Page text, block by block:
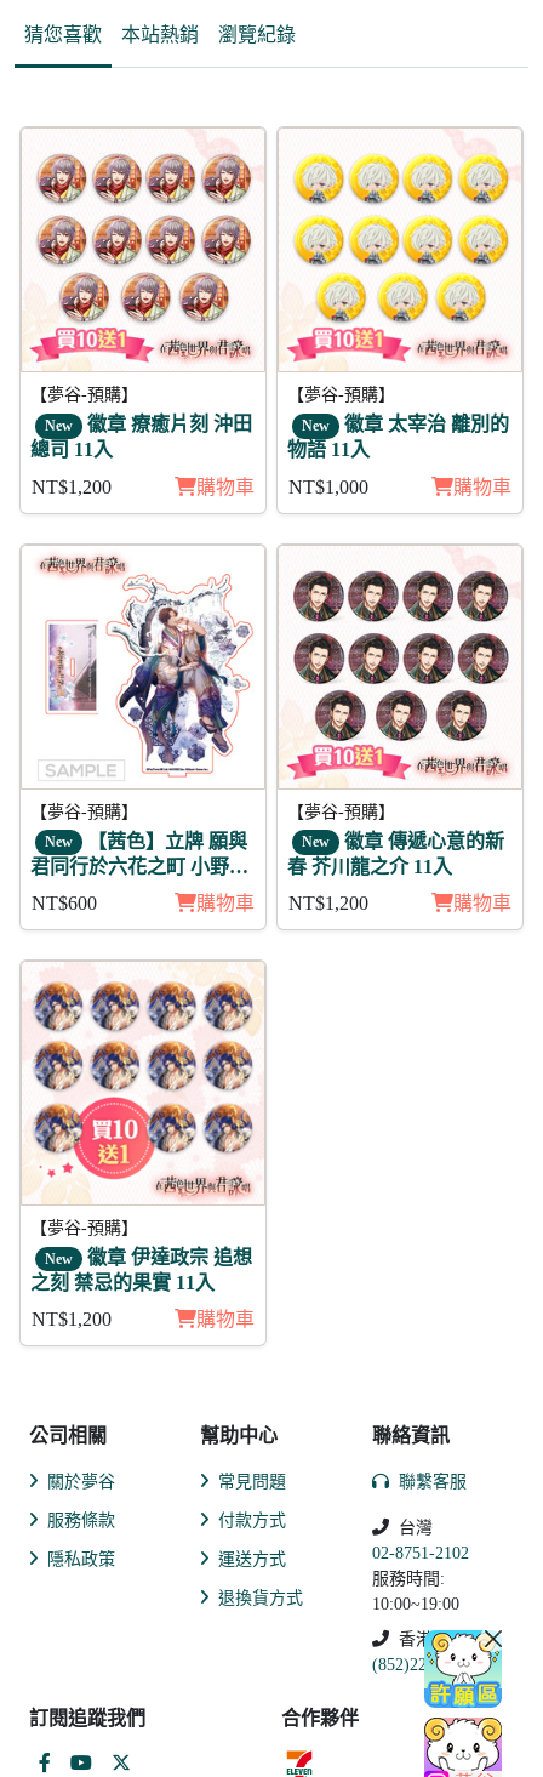
猜您喜歡 本站熱銷 瀏覽紀錄
【夢谷-預購】
New 徽章 療癒片刻 沖田
總司 11入
NT$1,200
購物車
【夢谷-預購】
New 徽章 太宰治 離別的
物語 11入
NT$1,000
購物車
【夢谷-預購】
New 【茜色】立牌 願與
君同行於六花之町 小野妹
NT$600 購物車
【夢谷-預購】
New 徽章 傳遞心意的新
春 芥川龍之介 11入
NT$1,200
購物車
【夢谷-預購】
New 徽章 伊達政宗 追想
之刻 禁忌的果實 11入
NT$1,200
購物車
公司相關
關於夢谷
服務條款
隱私政策
幫助中心
常見問題
付款方式
運送方式
退換貨方式
聯絡資訊
聯繫客服
台灣
02-8751-2102
服務時間:
10:00~19:00
香港
(852)2250-9311
訂閱追蹤我們 合作夥伴